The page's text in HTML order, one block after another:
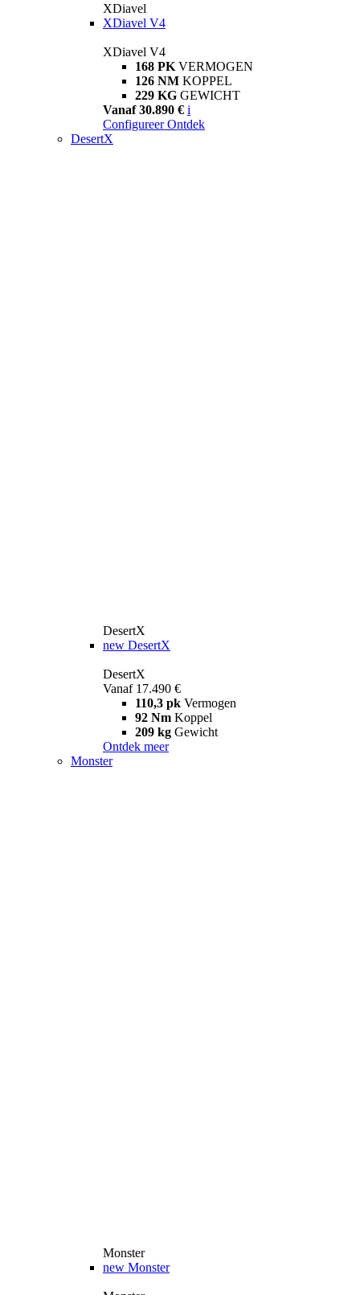
XDiavel
XDiavel V4
XDiavel V4
168 PK VERMOGEN
126 NM KOPPEL
229 KG GEWICHT
Vanaf 30.890 € i
Configureer Ontdek
DesertX
DesertX
new DesertX
DesertX
Vanaf 17.490 €
110,3 pk Vermogen
92 Nm Koppel
209 kg Gewicht
Ontdek meer
Monster
Monster
new Monster